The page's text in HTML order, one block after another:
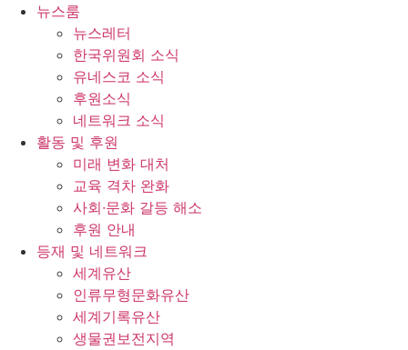
뉴스룸
뉴스레터
한국위원회 소식
유네스코 소식
후원소식
네트워크 소식
활동 및 후원
미래 변화 대처
교육 격차 완화
사회∙문화 갈등 해소
후원 안내
등재 및 네트워크
세계유산
인류무형문화유산
세계기록유산
생물권보전지역